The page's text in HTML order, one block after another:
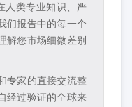
人类专业知识、严
们报告中的每一个
解您市场细微差别
专家的直接交流整
经过验证的全球来